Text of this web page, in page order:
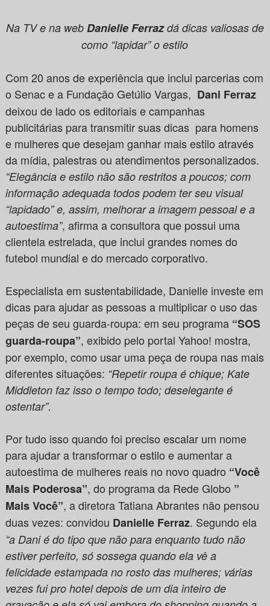
Na TV e na web Danielle Ferrazdá dicas valiosas de
como “lapidar” o estilo
Com 20 anos de experiência que inclui parcerias com
o Senac e a Fundação Getúlio Vargas, Dani Ferraz
deixou de lado os editoriais e campanhas
publicitárias para transmitir suas dicas para homens
e mulheres que desejam ganhar mais estilo através
da mídia, palestras ou atendimentos personalizados.
“Elegância e estilo não são restritos a poucos; com
informação adequada todos podem ter seu visual
“lapidado” e, assim, melhorar a imagem pessoal e a
autoestima”, afirma a consultora que possui uma
clientela estrelada, que inclui grandes nomes do
futebol mundial e do mercado corporativo.
Especialista em sustentabilidade, Danielle investe em
dicas para ajudar as pessoas a multiplicar o uso das
peças de seu guarda-roupa: em seu programa “SOS
guarda-roupa”, exibido pelo portal Yahoo! mostra,
por exemplo, como usar uma peça de roupa nas mais
diferentes situações: “Repetir roupa é chique; Kate
Middleton faz isso o tempo todo; deselegante é
ostentar”.
Por tudo isso quando foi preciso escalar um nome
para ajudar a transformar o estilo e aumentar a
autoestima de mulheres reais no novo quadro “Você
Mais Poderosa”, do programa da Rede Globo ”
MaisVocê”, a diretora Tatiana Abrantes não pensou
duas vezes: convidou Danielle Ferraz. Segundo ela
“aDani é do tipo que não para enquanto tudo não
estiver perfeito, só sossega quando ela vê a
felicidade estampada no rosto das mulheres; várias
vezes fui pro hotel depois de um dia inteiro de